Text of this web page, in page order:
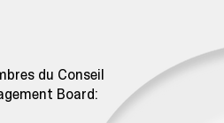
du Conseil
Board: